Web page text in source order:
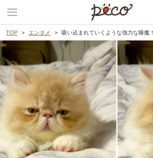
TOP エンタメ 吸い込まれていくような強力な睡魔！ トロントロン